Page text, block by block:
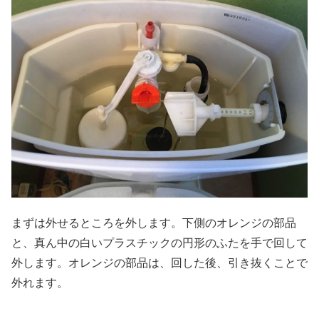
まずは外せるところを外します。下側のオレンジの部品
と、真ん中の白いプラスチックの円形のふたを手で回して
外します。オレンジの部品は、回した後、引き抜くことで
外れます。